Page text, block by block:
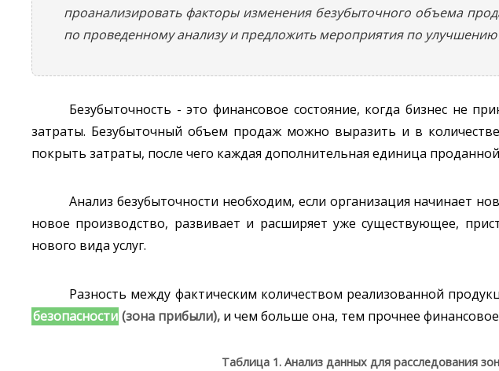
проанализировать факторы изменения безубыточного объема
по проведенному анализу и предложить мероприятия по
Безубыточность - это финансовое состояние, когда бизнес не
затраты. Безубыточный объем продаж можно выразить и в
покрыть затраты, после чего каждая дополнительная единица
Анализ безубыточности необходим, если организация начинает
новое производство, развивает и расширяет уже существующее,
нового вида услуг.
Разность между фактическим количеством реализованной
безопасности (зона прибыли), и чем больше она, тем прочнее финансовое
Таблица 1. Анализ данных для расследования